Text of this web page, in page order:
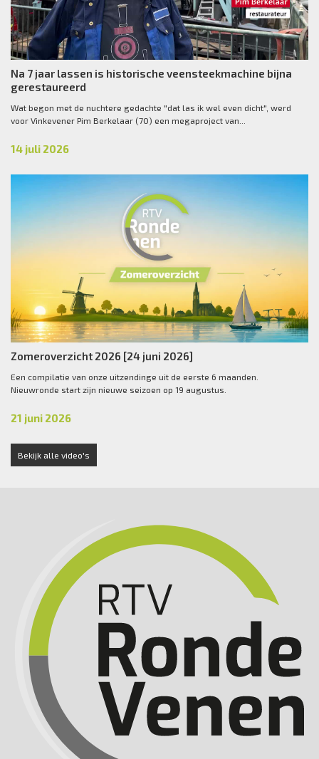
Na 7 jaar lassen is historische veensteekmachine bijna
gerestaureerd
Wat begon met de nuchtere gedachte "dat las ik wel even dicht", werd
voor Vinkevener Pim Berkelaar (70) een megaproject van...
14 juli 2026
Zomeroverzicht 2026 [24 juni 2026]
Een compilatie van onze uitzendinge uit de eerste 6 maanden.
Nieuwronde start zijn nieuwe seizoen op 19 augustus.
21 juni 2026
Bekijk alle video's